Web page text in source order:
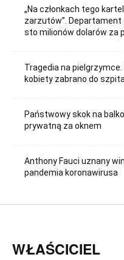
„Na członkach tego
zarzutów”. Departament
sto milionów dolarów za
Tragedia na pielgrzymce.
kobiety zabrano do
Państwowy skok na
prywatną za oknem
Anthony Fauci uznany
pandemia koronawirusa
WŁAŚCICIEL